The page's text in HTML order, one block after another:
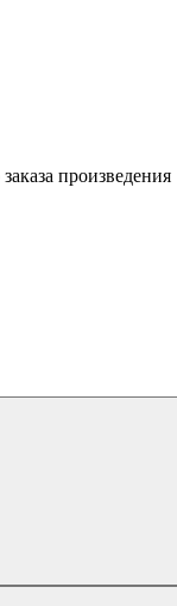
произведения